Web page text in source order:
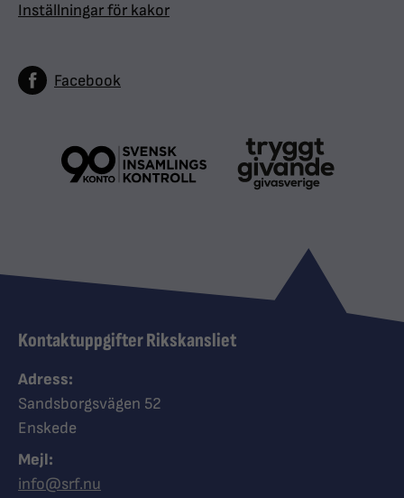
Inställningar för kakor
Facebook
Kontaktuppgifter Rikskansliet
Adress:
Sandsborgsvägen 52
Enskede
Mejl:
info@srf.nu